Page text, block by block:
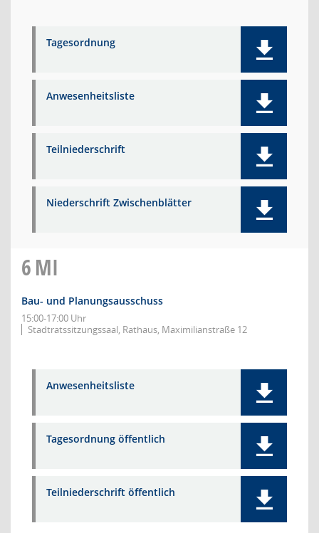
Tagesordnung
Anwesenheitsliste
Teilniederschrift
Niederschrift Zwischenblätter
6MI
Bau- und Planungsausschuss
15:00-17:00 Uhr
Stadtratssitzungssaal, Rathaus, Maximilianstraße 12
Anwesenheitsliste
Tagesordnung öffentlich
Teilniederschrift öffentlich